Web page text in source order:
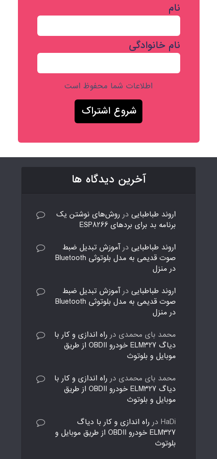
نام
نام خانوادگی
اطلاعات شما محفوظ است
آخرین دیدگاه ها
اروند طباطبایی در روش‌های نوشتن یک
برنامه بد برای بردهای ESP8266
اروند طباطبایی درآموزش تبدیل ضبط
صوت قدیمی به مدل بلوتوثی Bluetooth
در منزل
اروند طباطبایی درآموزش تبدیل ضبط
صوت قدیمی به مدل بلوتوثی Bluetooth
در منزل
محمد بای محمدی در راه اندازی و کار با
دیاگ ELM327 خودرو OBDII از طریق
موبایل و بلوتوث
محمد بای محمدی در راه اندازی و کار با
دیاگ ELM327 خودرو OBDII از طریق
موبایل و بلوتوث
HaDi در راه اندازی و کار با دیاگ
ELM327 خودرو OBDII از طریق موبایل و
بلوتوث